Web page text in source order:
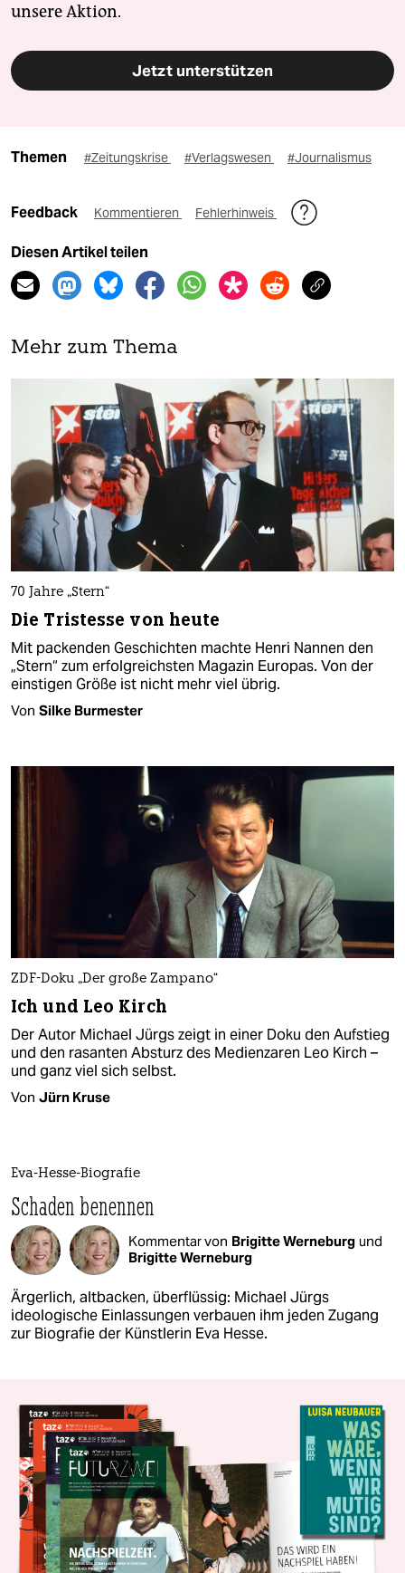
unsere Aktion.
Jetzt unterstützen
Themen #Zeitungskrise #Verlagswesen #Journalismus
Feedback Kommentieren Fehlerhinweis
Diesen Artikel teilen
Mehr zum Thema
70 Jahre „Stern“
Die Tristesse von heute
Mit packenden Geschichten machte Henri Nannen den
„Stern“ zum erfolgreichsten Magazin Europas. Von der
einstigen Größe ist nicht mehr viel übrig.
Von Silke Burmester
ZDF-Doku „Der große Zampano“
Ich und Leo Kirch
Der Autor Michael Jürgs zeigt in einer Doku den Aufstieg
und den rasanten Absturz des Medienzaren Leo Kirch –
und ganz viel sich selbst.
Von Jürn Kruse
Eva-Hesse-Biografie
Schaden benennen
Kommentar von Brigitte Werneburg und
Brigitte Werneburg
Ärgerlich, altbacken, überflüssig: Michael Jürgs
ideologische Einlassungen verbauen ihm jeden Zugang
zur Biografie der Künstlerin Eva Hesse.